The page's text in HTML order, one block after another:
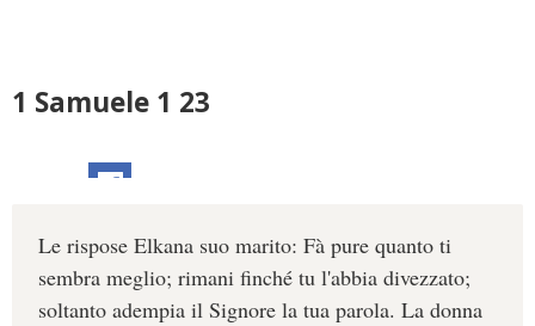
1 Samuele 1 23
Le rispose Elkana suo marito: Fà pure quanto ti
sembra meglio; rimani finché tu l'abbia divezzato;
soltanto adempia il Signore la tua parola. La donna